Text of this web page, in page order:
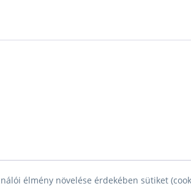
élmény növelése érdekében sütiket